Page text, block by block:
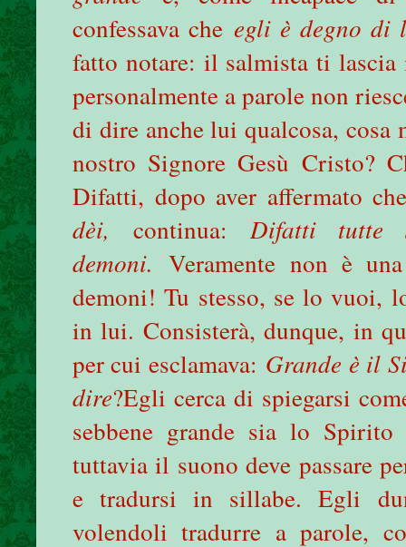
confessava che egli è degno
fatto notare: il salmista ti
personalmente a parole non
di dire anche lui qualcosa,
nostro Signore Gesù Cristo?
Difatti, dopo aver affermato
dèi, continua: Difatti tutte
demoni.Veramente non è
demoni! Tu stesso, se lo vuoi,
in lui. Consisterà, dunque, in
per cui esclamava: Grande è il
dire?Egli cerca di spiegarsi
sebbene grande sia lo
tuttavia il suono deve passare
e tradursi in sillabe. Egli
volendoli tradurre a parole,